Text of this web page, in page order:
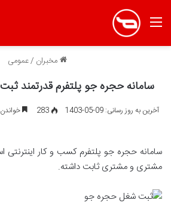
منو
مخبران /عمومی
سامانه حجره جو پلتفرم قدرتمند
آخرین به روز رسانی: 09-05-1403 283 خواندن این
سامانه حجره جو پلتفرم کسب و کار اینترنتی
مشتری و مشتری ثابت داشته.